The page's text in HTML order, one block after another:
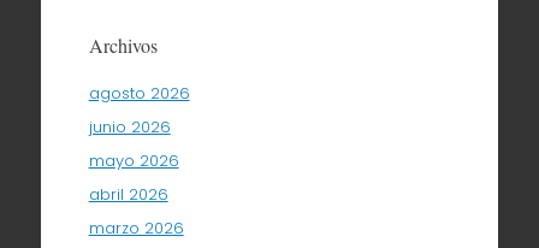
Archivos
agosto 2026
junio 2026
mayo 2026
abril 2026
marzo 2026